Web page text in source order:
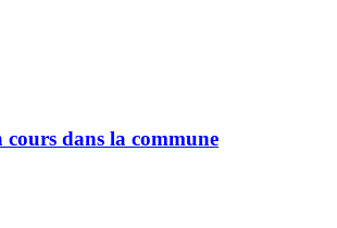
cours dans la commune